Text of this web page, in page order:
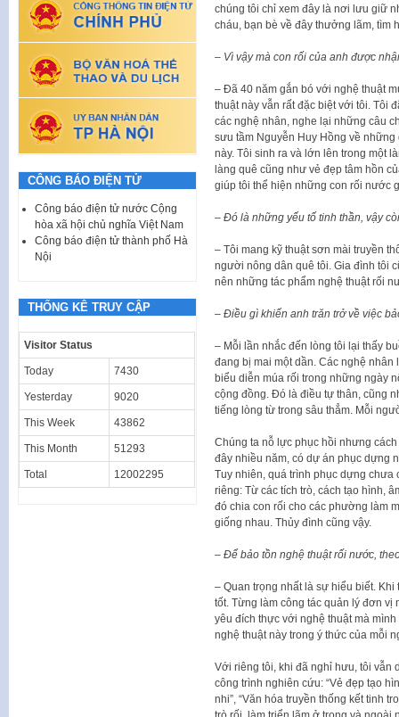
chúng tôi chỉ xem đây là nơi lưu giữ
cháu, bạn bè về đây thưởng lãm, tìm
– Vì vậy mà con rối của anh được
– Đã 40 năm gắn bó với nghệ thuật
thuật này vẫn rất đặc biệt với tôi. Tôi
các nghệ nhân, nghe lại những câu
sưu tầm Nguyễn Huy Hồng về
này. Tôi sinh ra và lớn lên trong một
làng quê cũng như vẻ đẹp tâm hồn
giúp tôi thể hiện những con rối nước
– Đó là những yếu tố tinh thần, vậy
– Tôi mang kỹ thuật sơn mài truyền
người nông dân quê tôi. Gia đình tôi
nên những tác phẩm nghệ thuật rối
– Điều gì khiến anh trăn trở về việc
– Mỗi lần nhắc đến lòng tôi lại thấy
đang bị mai một dần. Các nghệ
biểu diễn múa rối trong những ngày
cộng đồng. Đó là điều tự thân, cũng
tiếng lòng từ trong sâu thẳm. Mỗi
Chúng ta nỗ lực phục hồi nhưng
đây nhiều năm, có dự án phục dựng
Tuy nhiên, quá trình phục dựng
riêng: Từ các tích trò, cách tạo hình,
đó chia con rối cho các phường làm
giống nhau. Thủy đình cũng vậy.
– Để bảo tồn nghệ thuật rối nước,
– Quan trọng nhất là sự hiểu biết.
tốt. Từng làm công tác quản lý đơn vị
yêu đích thực với nghệ thuật mà
nghệ thuật này trong ý thức của mỗi
Với riêng tôi, khi đã nghỉ hưu, tôi vẫn
công trình nghiên cứu: “Vẻ đẹp tạo
nhi”, “Văn hóa truyền thống kết tinh
CÔNG BÁO ĐIỆN TỬ
Công báo điện tử nước Cộng
hòa xã hội chủ nghĩa Việt Nam
Công báo điện tử thành phố Hà
Nội
THỐNG KÊ TRUY CẬP
Visitor Status
Today 7430
Yesterday 9020
This Week 43862
This Month 51293
Total 12002295